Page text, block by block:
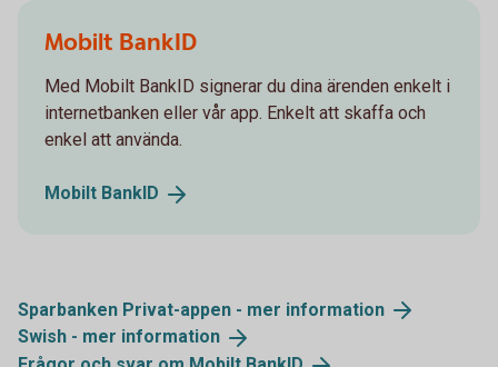
Mobilt BankID
Med Mobilt BankID signerar du dina ärenden enkelt i
internetbanken eller vår app. Enkelt att skaffa och
enkel att använda.
Mobilt BankID
Sparbanken Privat-appen - mer information
Swish - mer information